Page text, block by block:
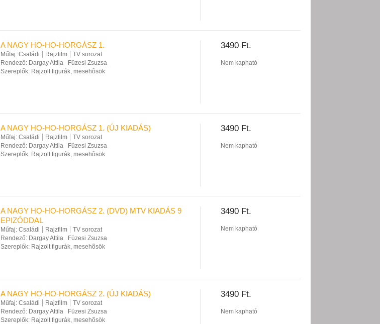
3490 Ft.
Nem kapható
A NAGY HO-HO-HORGÁSZ 1.
Műfaj: Családi Rajzfilm
TV sorozat
Rendező: Dargay Attila
Füzesi Zsuzsa
Szereplők: Rajzolt figurák, mesehõsök
3490 Ft.
Nem kapható
A NAGY HO-HO-HORGÁSZ 1. (ÚJ KIADÁS)
Műfaj: Családi Rajzfilm
TV sorozat
Rendező: Dargay Attila
Füzesi Zsuzsa
Szereplők: Rajzolt figurák, mesehõsök
3490 Ft.
Nem kapható
A NAGY HO-HO-HORGÁSZ 2. (DVD) MTV KIADÁS 9
EPIZÓDDAL
Műfaj: Családi Rajzfilm
TV sorozat
Rendező: Dargay Attila
Füzesi Zsuzsa
Szereplők: Rajzolt figurák, mesehõsök
3490 Ft.
Nem kapható
A NAGY HO-HO-HORGÁSZ 2. (ÚJ KIADÁS)
Műfaj: Családi Rajzfilm
TV sorozat
Rendező: Dargay Attila
Füzesi Zsuzsa
Szereplők: Rajzolt figurák, mesehõsök